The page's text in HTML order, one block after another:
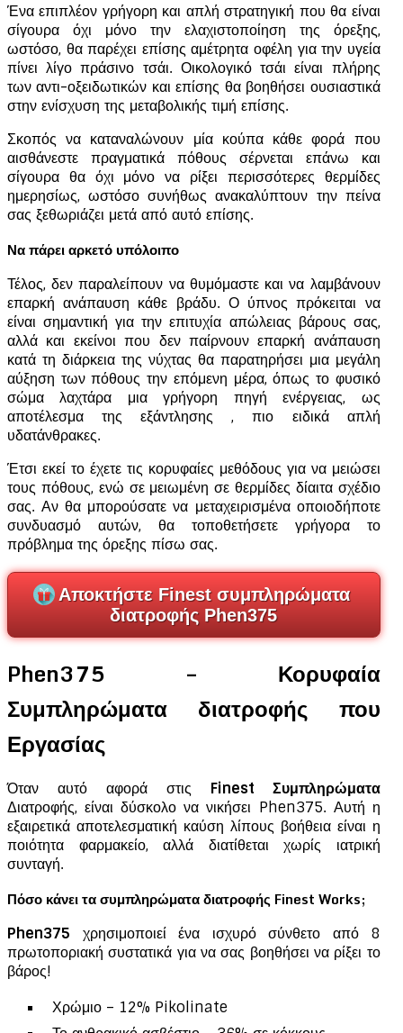
Ένα επιπλέον γρήγορη και απλή στρατηγική που θα είναι
σίγουρα όχι μόνο την ελαχιστοποίηση της όρεξης,
ωστόσο, θα παρέχει επίσης αμέτρητα οφέλη για την υγεία
πίνει λίγο πράσινο τσάι. Οικολογικό τσάι είναι πλήρης
των αντι-οξειδωτικών και επίσης θα βοηθήσει ουσιαστικά
στην ενίσχυση της μεταβολικής τιμή επίσης.
Σκοπός να καταναλώνουν μία κούπα κάθε φορά που
αισθάνεστε πραγματικά πόθους σέρνεται επάνω και
σίγουρα θα όχι μόνο να ρίξει περισσότερες θερμίδες
ημερησίως, ωστόσο συνήθως ανακαλύπτουν την πείνα
σας ξεθωριάζει μετά από αυτό επίσης.
Να πάρει αρκετό υπόλοιπο
Τέλος, δεν παραλείπουν να θυμόμαστε και να λαμβάνουν
επαρκή ανάπαυση κάθε βράδυ. Ο ύπνος πρόκειται να
είναι σημαντική για την επιτυχία απώλειας βάρους σας,
αλλά και εκείνοι που δεν παίρνουν επαρκή ανάπαυση
κατά τη διάρκεια της νύχτας θα παρατηρήσει μια μεγάλη
αύξηση των πόθους την επόμενη μέρα, όπως το φυσικό
σώμα λαχτάρα μια γρήγορη πηγή ενέργειας, ως
αποτέλεσμα της εξάντλησης , πιο ειδικά απλή
υδατάνθρακες.
Έτσι εκεί το έχετε τις κορυφαίες μεθόδους για να μειώσει
τους πόθους, ενώ σε μειωμένη σε θερμίδες δίαιτα σχέδιο
σας. Αν θα μπορούσατε να μεταχειρισμένα οποιοδήποτε
συνδυασμό αυτών, θα τοποθετήσετε γρήγορα το
πρόβλημα της όρεξης πίσω σας.
Αποκτήστε Finest συμπληρώματα
διατροφής Phen375
Phen375 – Κορυφαία
Συμπληρώματα διατροφής που
Εργασίας
Όταν αυτό αφορά στις Finest Συμπληρώματα
Διατροφής, είναι δύσκολο να νικήσει Phen375. Αυτή η
εξαιρετικά αποτελεσματική καύση λίπους βοήθεια είναι η
ποιότητα φαρμακείο, αλλά διατίθεται χωρίς ιατρική
συνταγή.
Πόσο κάνει τα συμπληρώματα διατροφής Finest Works;
Phen375 χρησιμοποιεί ένα ισχυρό σύνθετο από 8
πρωτοποριακή συστατικά για να σας βοηθήσει να ρίξει το
βάρος!
Χρώμιο – 12% Pikolinate